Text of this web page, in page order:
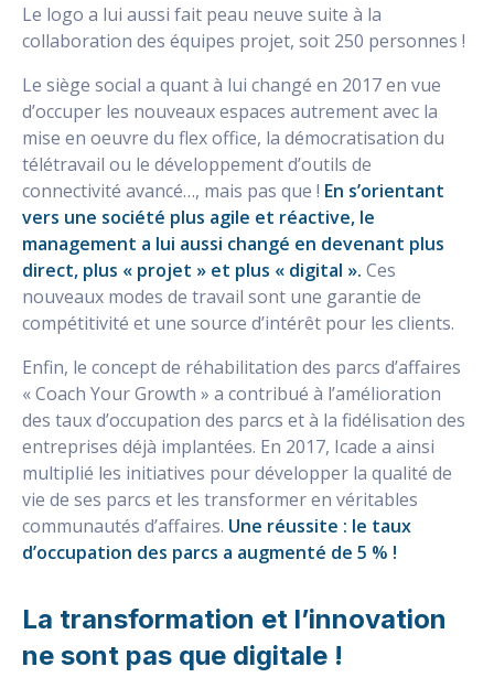
Le logo a lui aussi fait peau neuve suite à la
collaboration des équipes projet, soit 250 personnes !
Le siège social a quant à lui changé en 2017 en vue
d’occuper les nouveaux espaces autrement avec la
mise en oeuvre du flex office, la démocratisation du
télétravail ou le développement d’outils de
connectivité avancé…, mais pas que ! En s’orientant
vers une société plus agile et réactive, le
management a lui aussi changé en devenant plus
direct, plus « projet » et plus « digital ». Ces
nouveaux modes de travail sont une garantie de
compétitivité et une source d’intérêt pour les clients.
Enfin, le concept de réhabilitation des parcs d’affaires
« Coach Your Growth » a contribué à l’amélioration
des taux d’occupation des parcs et à la fidélisation des
entreprises déjà implantées. En 2017, Icade a ainsi
multiplié les initiatives pour développer la qualité de
vie de ses parcs et les transformer en véritables
communautés d’affaires. Une réussite : le taux
d’occupation des parcs a augmenté de 5 % !
La transformation et l’innovation
ne sont pas que digitale !